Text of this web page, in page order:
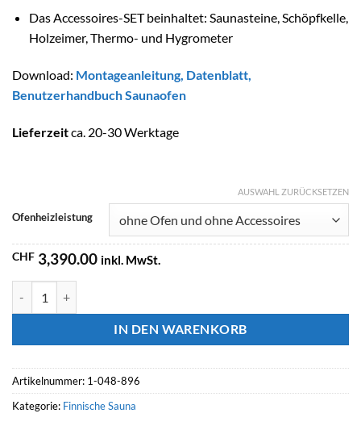
Das Accessoires-SET beinhaltet: Saunasteine, Schöpfkelle,
Holzeimer, Thermo- und Hygrometer
Download: Montageanleitung, Datenblatt,
Benutzerhandbuch Saunaofen
Lieferzeitca. 20-30 Werktage
Ofenheizleistung
AUSWAHL ZURÜCKSETZEN
CHF 3,390.00 inkl. MwSt.
IN DEN WARENKORB
Artikelnummer: 1-048-896
Kategorie: Finnische Sauna